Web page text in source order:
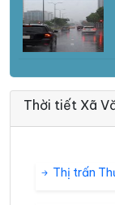
Thời tiết Xã
Thị trấn